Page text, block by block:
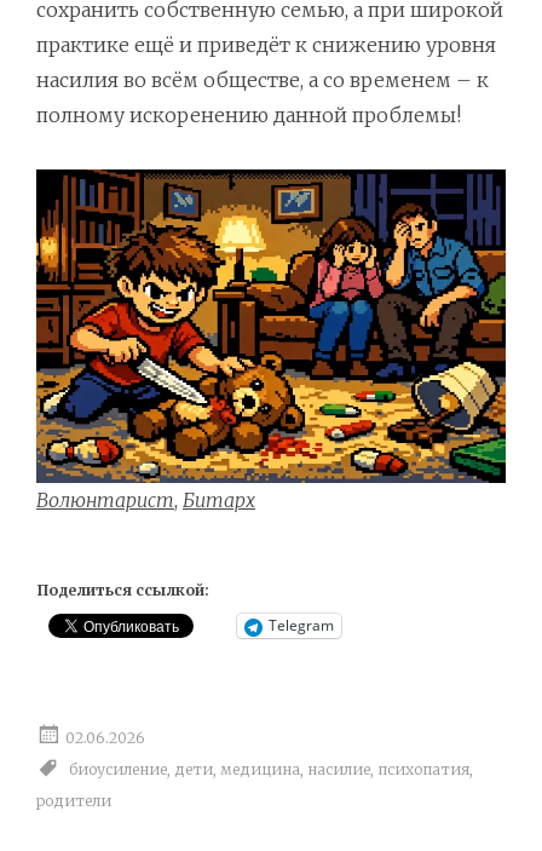
сохранить собственную семью, а при широкой
практике ещё и приведёт к снижению уровня
насилия во всём обществе, а со временем – к
полному искоренению данной проблемы!
Волюнтарист, Битарх
Поделиться ссылкой:
Telegram
02.06.2026
биоусиление, дети, медицина, насилие, психопатия,
родители